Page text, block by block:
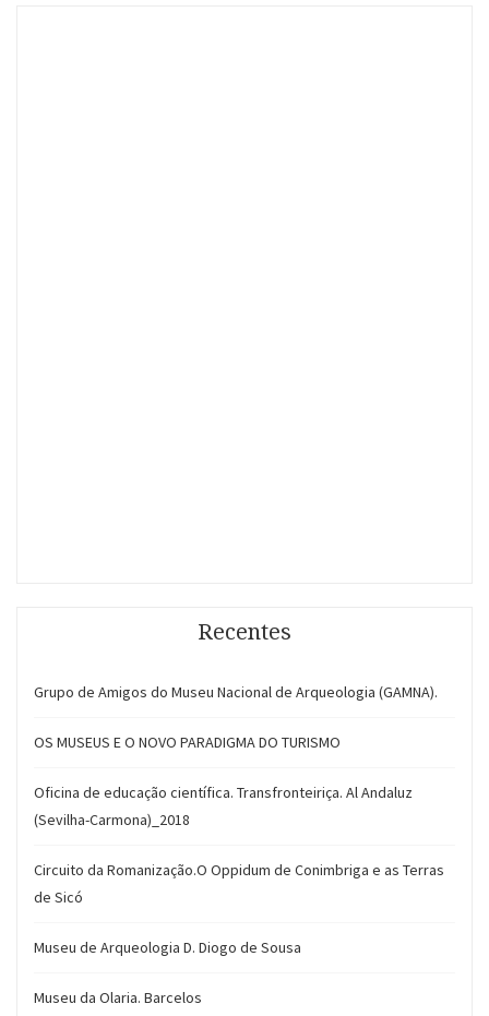
Recentes
Grupo de Amigos do Museu Nacional de Arqueologia (GAMNA).
OS MUSEUS E O NOVO PARADIGMA DO TURISMO
Oficina de educação científica. Transfronteiriça. Al Andaluz
(Sevilha-Carmona)_2018
Circuito da Romanização.O Oppidum de Conimbriga e as Terras
de Sicó
Museu de Arqueologia D. Diogo de Sousa
Museu da Olaria. Barcelos